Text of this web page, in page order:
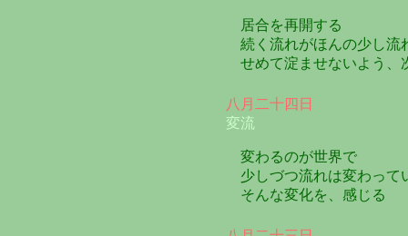
居合を再開する
続く流れがほんの少し流
せめて淀ませないよう、
八月二十四日
変流
変わるのが世界で
少しづつ流れは変わって
そんな変化を、感じる